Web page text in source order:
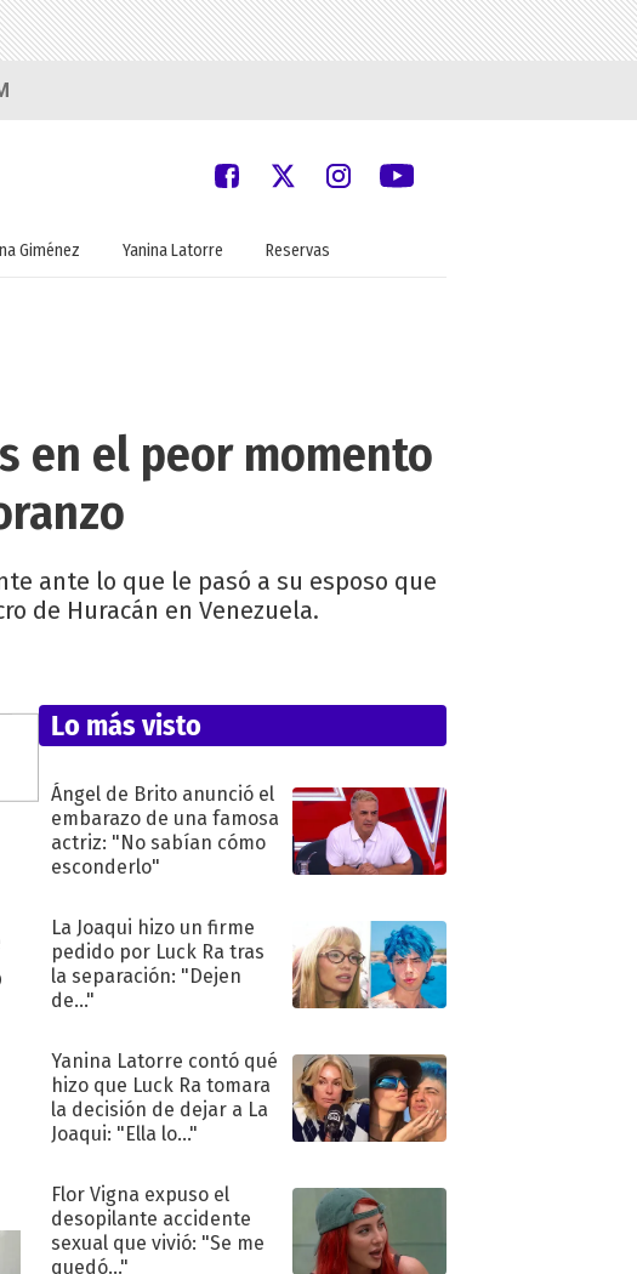
Giménez Yanina Latorre Reservas
en el peor momento
ante lo que le pasó a su esposo que
de Huracán en Venezuela.
Lo más visto
Ángel de Brito anunció el
embarazo de una famosa
actriz: "No sabían cómo
esconderlo"
La Joaqui hizo un firme
pedido por Luck Ra tras
la separación: "Dejen
de..."
Yanina Latorre contó qué
hizo que Luck Ra tomara
la decisión de dejar a La
Joaqui: "Ella lo..."
Flor Vigna expuso el
desopilante accidente
sexual que vivió: "Se me
quedó..."